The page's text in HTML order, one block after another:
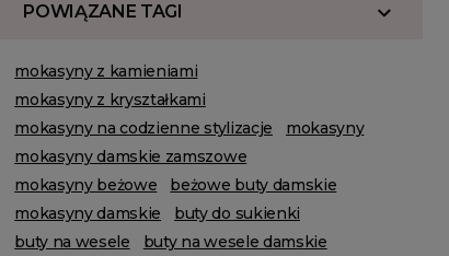
POWIĄZANE TAGI
mokasyny z kamieniami
mokasyny z kryształkami
mokasyny na codzienne stylizacje
mokasyny
mokasyny damskie zamszowe
mokasyny beżowe
beżowe buty damskie
mokasyny damskie
buty do sukienki
buty na wesele
buty na wesele damskie